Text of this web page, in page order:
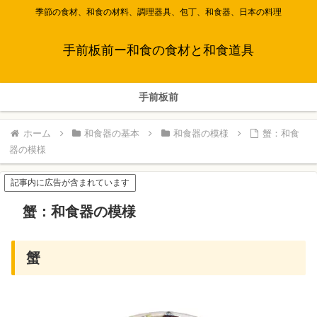
季節の食材、和食の材料、調理器具、包丁、和食器、日本の料理
手前板前ー和食の食材と和食道具
手前板前
ホーム 和食器の基本 和食器の模様
蟹：和食
器の模様
記事内に広告が含まれています
蟹：和食器の模様
蟹